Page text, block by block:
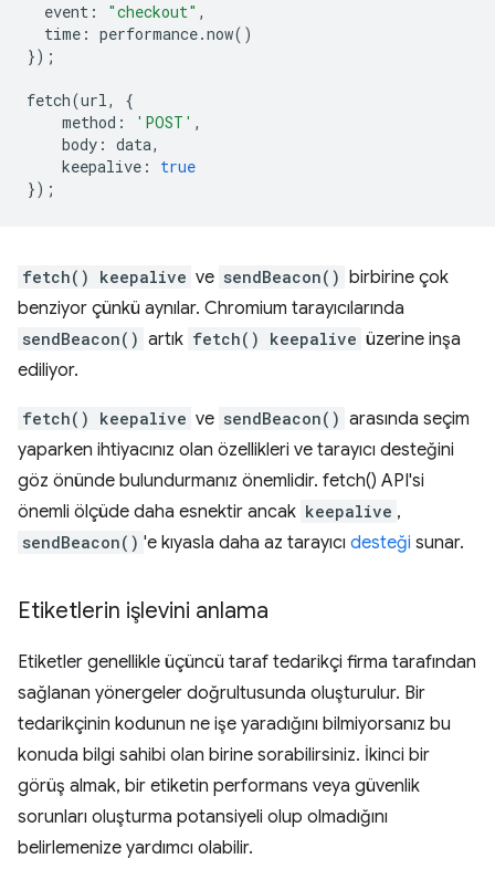
event : "checkout" ,
time : performance.now()
});
fetch(url ,
{
method : 'POST' ,
body : data,
keepalive :
true
});
fetch() keepalive ve sendBeacon() birbirine çok
benziyor çünkü aynılar. Chromium tarayıcılarında
sendBeacon() artık fetch() keepalive üzerine inşa
ediliyor.
fetch() keepalive ve sendBeacon() arasında seçim
yaparken ihtiyacınız olan özellikleri ve tarayıcı desteğini
göz önünde bulundurmanız önemlidir. fetch() API'si
önemli ölçüde daha esnektir ancak keepalive ,
sendBeacon() 'e kıyasla daha az tarayıcı desteği sunar.
Etiketlerin işlevini anlama
Etiketler genellikle üçüncü taraf tedarikçi firma tarafından
sağlanan yönergeler doğrultusunda oluşturulur. Bir
tedarikçinin kodunun ne işe yaradığını bilmiyorsanız bu
konuda bilgi sahibi olan birine sorabilirsiniz. İkinci bir
görüş almak, bir etiketin performans veya güvenlik
sorunları oluşturma potansiyeli olup olmadığını
belirlemenize yardımcı olabilir.